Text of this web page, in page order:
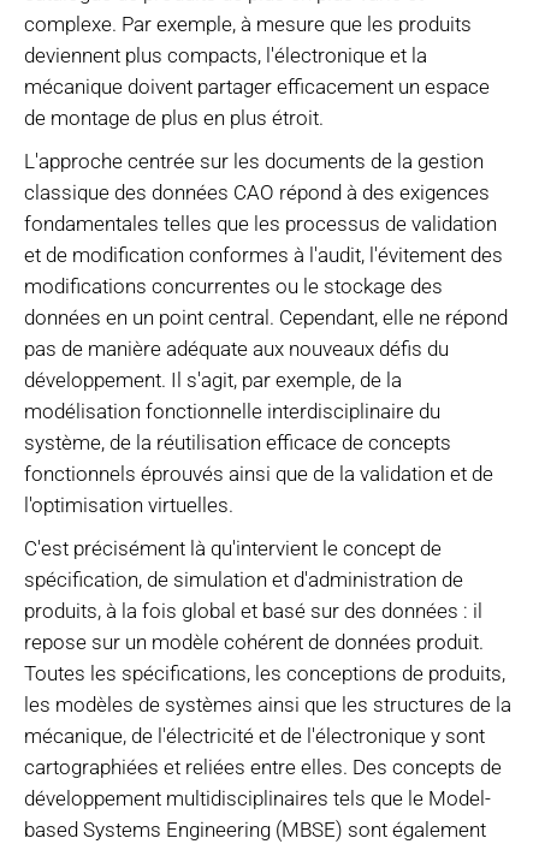
complexe. Par exemple, à mesure que les produits
deviennent plus compacts, l'électronique et la
mécanique doivent partager efficacement un espace
de montage de plus en plus étroit.
L'approche centrée sur les documents de la gestion
classique des données CAO répond à des exigences
fondamentales telles que les processus de validation
et de modification conformes à l'audit, l'évitement des
modifications concurrentes ou le stockage des
données en un point central. Cependant, elle ne répond
pas de manière adéquate aux nouveaux défis du
développement. Il s'agit, par exemple, de la
modélisation fonctionnelle interdisciplinaire du
système, de la réutilisation efficace de concepts
fonctionnels éprouvés ainsi que de la validation et de
l'optimisation virtuelles.
C'est précisément là qu'intervient le concept de
spécification, de simulation et d'administration de
produits, à la fois global et basé sur des données : il
repose sur un modèle cohérent de données produit.
Toutes les spécifications, les conceptions de produits,
les modèles de systèmes ainsi que les structures de la
mécanique, de l'électricité et de l'électronique y sont
cartographiées et reliées entre elles. Des concepts de
développement multidisciplinaires tels que le Model-
based Systems Engineering (MBSE) sont également